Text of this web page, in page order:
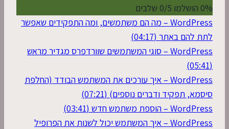
0% הושלמו
0/5 שלבים
WordPress – מה הם משתמשים, ומה התפקידים שאפשר
לתת להם באתר (04:17)
WordPress – סוגי המשתמשים שוורדפרס מגדיר מראש
(05:41)
WordPress – איך עורכים את המשתמש הבודד (החלפת
סיסמא, תפקיד ודברים נוספים) (07:21)
WordPress – הוספת משתמש חדש (03:41)
WordPress – איך המשתמש יכול לשנות את הפרופיל